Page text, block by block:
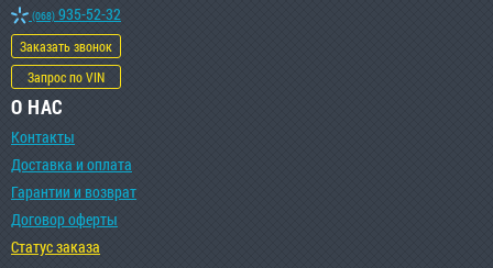
(068) 935-52-32
Заказать звонок
Запрос по VIN
О НАС
Контакты
Доставка и оплата
Гарантии и возврат
Договор оферты
Статус заказа